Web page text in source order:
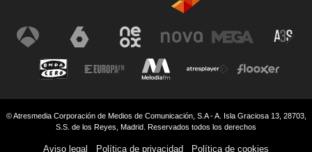
© Atresmedia Corporación de Medios de Comunicación, S.A - A. Isla Graciosa 13, 28703,
S.S. de los Reyes, Madrid. Reservados todos los derechos
Aviso legal Política de privacidad Política de cookies